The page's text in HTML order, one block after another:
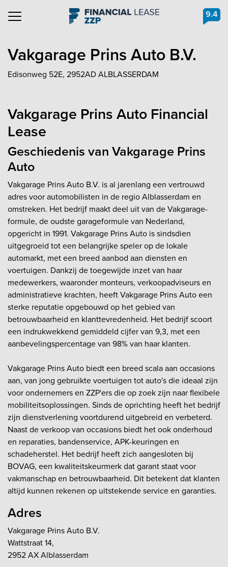
Navigation 9.4
Vakgarage Prins Auto B.V.
Edisonweg 52E, 2952AD ALBLASSERDAM
Vakgarage Prins Auto Financial
Lease
Geschiedenis van Vakgarage Prins
Auto
Vakgarage Prins Auto B.V. is al jarenlang een vertrouwd
adres voor automobilisten in de regio Alblasserdam en
omstreken. Het bedrijf maakt deel uit van de Vakgarage-
formule, de oudste garageformule van Nederland,
opgericht in 1991. Vakgarage Prins Auto is sindsdien
uitgegroeid tot een belangrijke speler op de lokale
automarkt, met een breed aanbod aan diensten en
voertuigen. Dankzij de toegewijde inzet van haar
medewerkers, waaronder monteurs, verkoopadviseurs en
administratieve krachten, heeft Vakgarage Prins Auto een
sterke reputatie opgebouwd op het gebied van
betrouwbaarheid en klanttevredenheid. Het bedrijf scoort
een indrukwekkend gemiddeld cijfer van 9,3, met een
aanbevelingspercentage van 98% van haar klanten.
Vakgarage Prins Auto biedt een breed scala aan occasions
aan, van jong gebruikte voertuigen tot auto's die ideaal zijn
voor ondernemers en ZZP'ers die op zoek zijn naar flexibele
mobiliteitsoplossingen. Sinds de oprichting heeft het bedrijf
zijn dienstverlening voortdurend uitgebreid en verbeterd.
Naast de verkoop van occasions biedt het ook onderhoud
en reparaties, bandenservice, APK-keuringen en
schadeherstel. Het bedrijf heeft zich aangesloten bij
BOVAG, een kwaliteitskeurmerk dat garant staat voor
vakmanschap en betrouwbaarheid. Dit betekent dat klanten
altijd kunnen rekenen op uitstekende service en garanties.
Adres
Vakgarage Prins Auto B.V.
Wattstraat 14,
2952 AX Alblasserdam